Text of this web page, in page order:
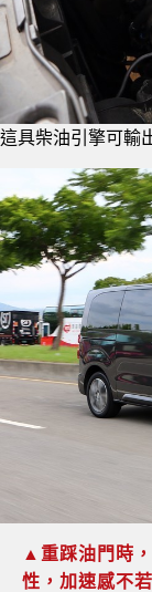
EAT6的旋鈕式排
▲重踩油門時
性，加速感不